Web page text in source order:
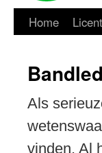
Home
Als
vinden. Al